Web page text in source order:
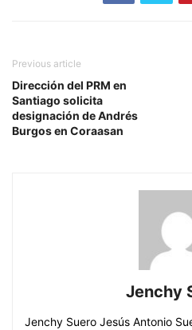
Previous article
Dirección del PRM en
Santiago solicita
designación de Andrés
Burgos en Coraasan
Jenchy
Jenchy Suero Jesús Antonio